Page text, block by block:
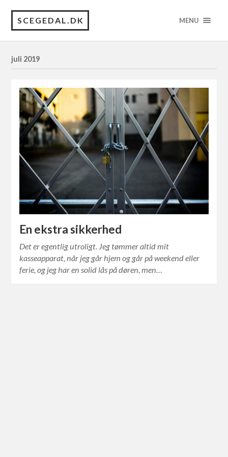
SCEGEDAL.DK MENU
juli 2019
En ekstra sikkerhed
Det er egentlig utroligt. Jeg tømmer altid mit
kasseapparat, når jeg går hjem og går på weekend eller
ferie, og jeg har en solid lås på døren, men…